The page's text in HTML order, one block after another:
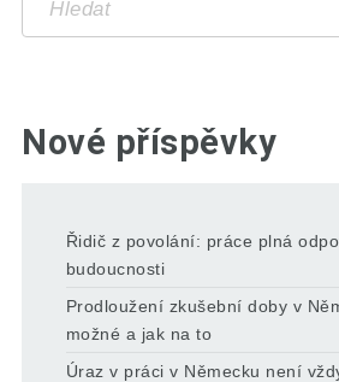
Nové příspěvky
Řidič z povolání: práce plná
budoucnosti
Prodloužení zkušební doby v
možné a jak na to
Úraz v práci v Německu není